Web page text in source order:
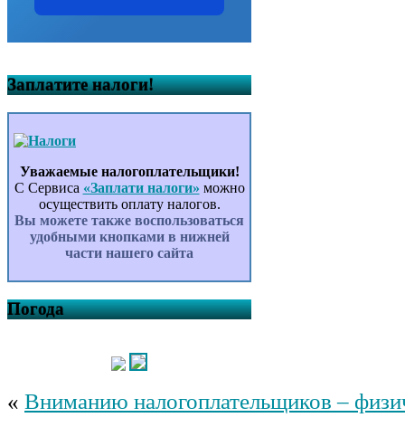
Заплатите налоги!
Уважаемые налогоплательщики!
С Сервиса «Заплати налоги» можно
осуществить оплату налогов.
Вы можете также воспользоваться
удобными кнопками в нижней
части нашего сайта
Погода
« Вниманию налогоплательщиков –